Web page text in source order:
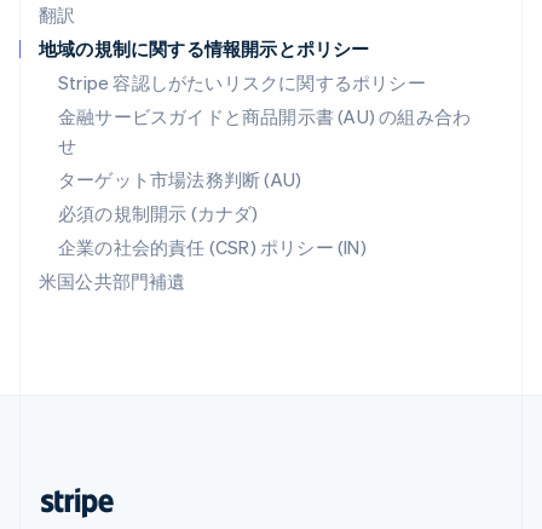
翻訳
地域の規制に関する情報開示とポリシー
Stripe 容認しがたいリスクに関するポリシー
金融サービスガイドと商品開示書 (AU) の組み合わ
せ
ターゲット市場法務判断 (AU)
必須の規制開示 (カナダ)
企業の社会的責任 (CSR) ポリシー (IN)
米国公共部門補遺
English简体中文
メキシコ
Español English
ラトビア
English
リトアニア
English
リヒテンシュタイン
Deutsch English
English